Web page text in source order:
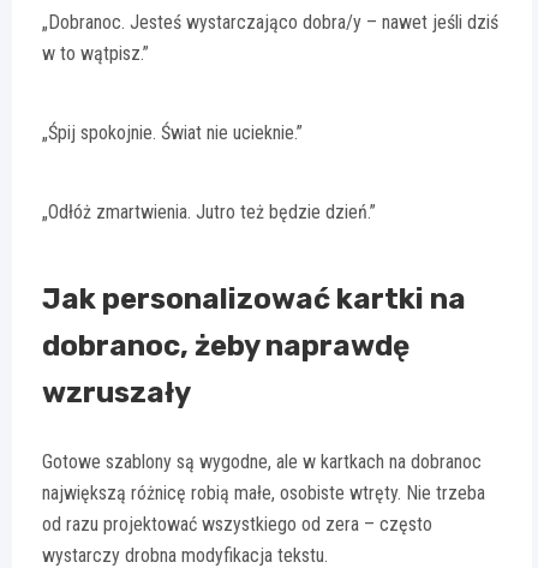
„Dobranoc. Jesteś wystarczająco dobra/y – nawet jeśli dziś
w to wątpisz.”
„Śpij spokojnie. Świat nie ucieknie.”
„Odłóż zmartwienia. Jutro też będzie dzień.”
Jak personalizować kartki na
dobranoc, żeby naprawdę
wzruszały
Gotowe szablony są wygodne, ale w kartkach na dobranoc
największą różnicę robią małe, osobiste wtręty. Nie trzeba
od razu projektować wszystkiego od zera – często
wystarczy drobna modyfikacja tekstu.